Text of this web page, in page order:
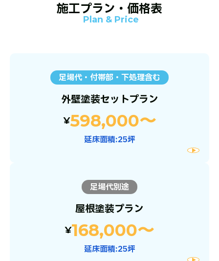
施工プラン・価格表
Plan & Price
足場代・付帯部・下処理含む
外壁塗装セットプラン
¥598,000〜
延床面積:25坪
足場代別途
屋根塗装プラン
¥168,000〜
延床面積:25坪